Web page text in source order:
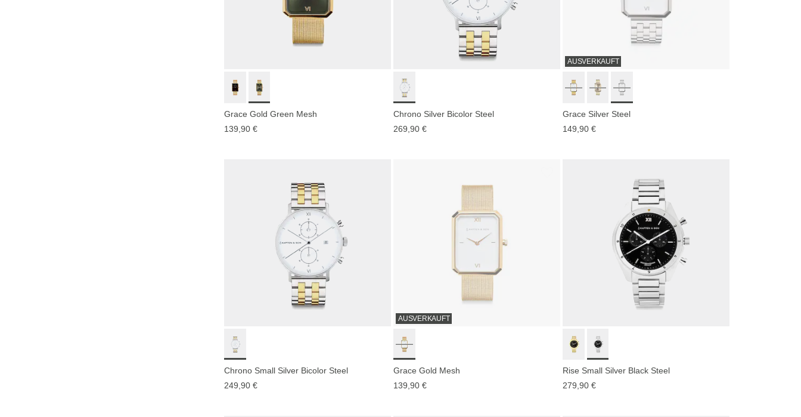
Grace Gold Green Mesh
139,90 €
Chrono Silver Bicolor Steel
269,90 €
AUSVERKAUFT
Grace Silver Steel
149,90 €
Chrono Small Silver Bicolor Steel
249,90 €
AUSVERKAUFT
Grace Gold Mesh
139,90 €
Rise Small Silver Black Steel
279,90 €